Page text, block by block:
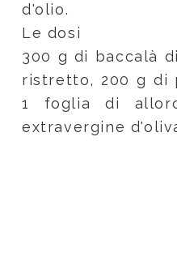
d'olio.
Le dosi
300 g di baccalà
ristretto, 200 g di
1 foglia di
extravergine